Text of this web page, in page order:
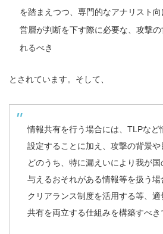
を踏まえつつ、専門的なアナリスト
営層が判断を下す際に必要な、攻撃
れるべき
とされています。そして、
情報共有を行う場合には、TLPなど
設定することに加え、攻撃の背景
どのうち、特に漏えいにより我が
与えるおそれがある情報等を扱う場
クリアランス制度を活用する等、
共有を両立する仕組みを構築すべき